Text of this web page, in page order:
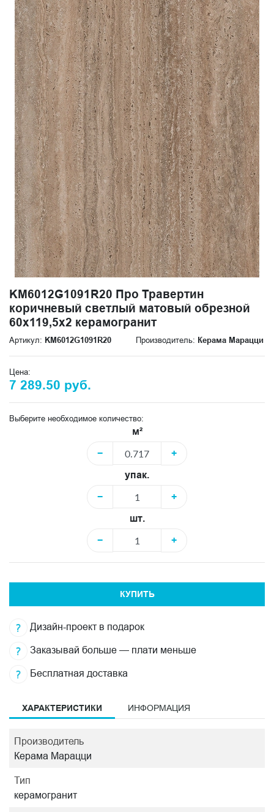
KM6012G1091R20 Про Травертин
коричневый светлый матовый обрезной
60x119,5x2 керамогранит
Артикул: KM6012G1091R20 Производитель: Керама Марацци
Цена:
7 289.50 руб.
Выберите необходимое количество:
м²
−
+
упак.
−
+
шт.
−
+
КУПИТЬ
Дизайн-проект в подарок
Заказывай больше — плати меньше
Бесплатная доставка
ХАРАКТЕРИСТИКИ ИНФОРМАЦИЯ
Производитель
Керама Марацци
Тип
керамогранит